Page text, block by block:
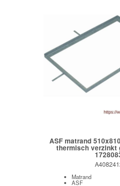
ASF matrand
thermisch verzinkt
Matrand
ASF